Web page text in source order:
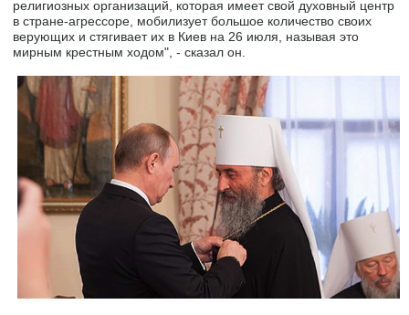
религиозных организаций, которая имеет свой духовный центр
в стране-агрессоре, мобилизует большое количество своих
верующих и стягивает их в Киев на 26 июля, называя это
мирным крестным ходом", - сказал он.